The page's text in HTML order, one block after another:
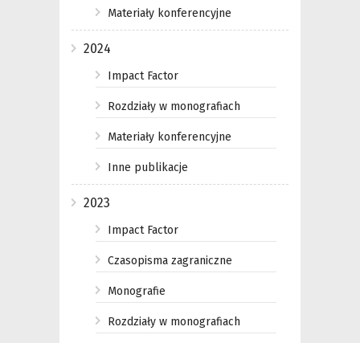
Materiały konferencyjne
2024
Impact Factor
Rozdziały w monografiach
Materiały konferencyjne
Inne publikacje
2023
Impact Factor
Czasopisma zagraniczne
Monografie
Rozdziały w monografiach